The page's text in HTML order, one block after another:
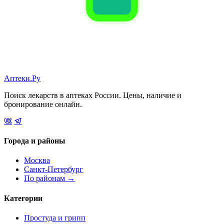
Аптеки.Ру
Поиск лекарств в аптеках России. Цены, наличие и
бронирование онлайн.
Города и районы
Москва
Санкт-Петербург
По районам →
Категории
Простуда и грипп